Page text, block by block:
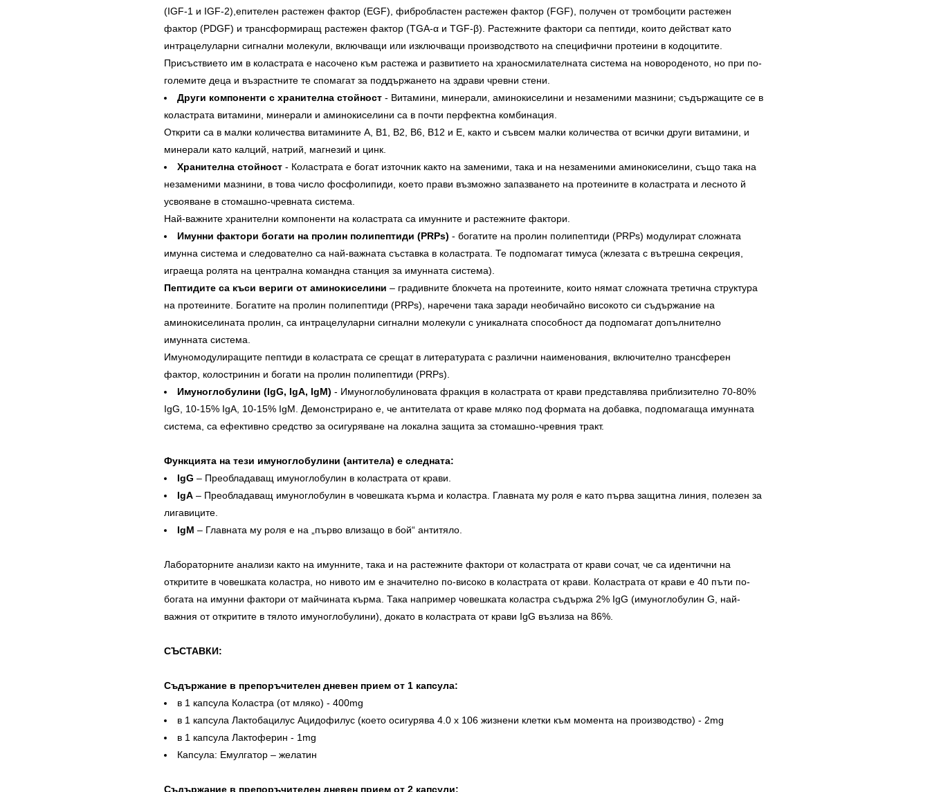
(IGF-1 и IGF-2),епителен растежен фактор (ЕGF), фибробластен растежен фактор (FGF), получен от тромбоцити растежен
фактор (PDGF) и трансформиращ растежен фактор (TGA-α и TGF-β). Растежните фактори са пептиди, които действат като
интрацелуларни сигнални молекули, включващи или изключващи производството на специфични протеини в кодоцитите.
Присъствието им в коластрата е насочено към растежа и развитието на храносмилателната система на новороденото, но при по-
големите деца и възрастните те спомагат за поддържането на здрави чревни стени.
Други компоненти с хранителна стойност - Витамини, минерали, аминокиселини и незаменими мазнини; съдържащите се в
коластрата витамини, минерали и аминокиселини са в почти перфектна комбинация.
Открити са в малки количества витамините А, В1, В2, В6, В12 и Е, както и съвсем малки количества от всички други витамини, и
минерали като калций, натрий, магнезий и цинк.
Хранителна стойност - Коластрата е богат източник както на заменими, така и на незаменими аминокиселини, също така на
незаменими мазнини, в това число фосфолипиди, което прави възможно запазването на протеините в коластрата и лесното й
усвояване в стомашно-чревната система.
Най-важните хранителни компоненти на коластрата са имунните и растежните фактори.
Имунни фактори богати на пролин полипептиди (PRPs) - богатите на пролин полипептиди (PRPs) модулират сложната
имунна система и следователно са най-важната съставка в коластрата. Те подпомагат тимуса (жлезата с вътрешна секреция,
играеща ролята на централна командна станция за имунната система).
Пептидите са къси вериги от аминокиселини – градивните блокчета на протеините, които нямат сложната третична структура
на протеините. Богатите на пролин полипептиди (PRPs), наречени така заради необичайно високото си съдържание на
аминокиселината пролин, са интрацелуларни сигнални молекули с уникалната способност да подпомагат допълнително
имунната система.
Имуномодулиращите пептиди в коластрата се срещат в литературата с различни наименования, включително трансферен
фактор, колостринин и богати на пролин полипептиди (PRPs).
Имуноглобулини (IgG, IgA, IgM) - Имуноглобулиновата фракция в коластрата от крави представлява приблизително 70-80%
IgG, 10-15% IgA, 10-15% IgM. Демонстрирано е, че антителата от краве мляко под формата на добавка, подпомагаща имунната
система, са ефективно средство за осигуряване на локална защита за стомашно-чревния тракт.
Функцията на тези имуноглобулини (антитела) е следната:
IgG – Преобладаващ имуноглобулин в коластрата от крави.
IgА – Преобладаващ имуноглобулин в човешката кърма и коластра. Главната му роля е като първа защитна линия, полезен за
лигавиците.
IgМ – Главната му роля е на „първо влизащо в бой“ антитяло.
Лабораторните анализи както на имунните, така и на растежните фактори от коластрата от крави сочат, че са идентични на
откритите в човешката коластра, но нивото им е значително по-високо в коластрата от крави. Коластрата от крави е 40 пъти по-
богата на имунни фактори от майчината кърма. Така например човешката коластра съдържа 2% IgG (имуноглобулин G, най-
важния от откритите в тялото имуноглобулини), докато в коластрата от крави IgG възлиза на 86%.
СЪСТАВКИ:
Съдържание в препоръчителен дневен прием от 1 капсула:
в 1 капсула Коластра (от мляко) - 400mg
в 1 капсула Лактобацилус Ацидофилус (което осигурява 4.0 x 106 жизнени клетки към момента на производство) - 2mg
в 1 капсула Лактоферин - 1mg
Капсула: Емулгатор – желатин
Съдържание в препоръчителен дневен прием от 2 капсули: